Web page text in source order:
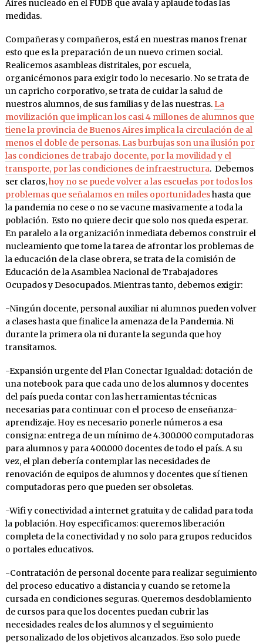
Aires nucleado en el FUDB que avala y aplaude todas las
medidas.
Compañeras y compañeros, está en nuestras manos frenar
esto que es la preparación de un nuevo crimen social.
Realicemos asambleas distritales, por escuela,
organicémonos para exigir todo lo necesario. No se trata de
un capricho corporativo, se trata de cuidar la salud de
nuestros alumnos, de sus familias y de las nuestras. La
movilización que implican los casi 4 millones de alumnos que
tiene la provincia de Buenos Aires implica la circulación de al
menos el doble de personas. Las burbujas son una ilusión por
las condiciones de trabajo docente, por la movilidad y el
transporte, por las condiciones de infraestructura. Debemos
ser claros,hoy no se puede volver a las escuelas por todos los
problemas que señalamos en miles oportunidadeshasta que
la pandemia no cese o no se vacune masivamente a toda la
población. Esto no quiere decir que solo nos queda esperar.
En paralelo a la organización inmediata debemos construir el
nucleamiento que tome la tarea de afrontar los problemas de
la educación de la clase obrera, se trata de la comisión de
Educación de la Asamblea Nacional de Trabajadores
Ocupados y Desocupados. Mientras tanto, debemos exigir:
-Ningún docente, personal auxiliar ni alumnos pueden volver
a clases hasta que finalice la amenaza de la Pandemia. Ni
durante la primera ola ni durante la segunda que hoy
transitamos.
-Expansión urgente del Plan Conectar Igualdad: dotación de
una notebook para que cada uno de los alumnos y docentes
del país pueda contar con las herramientas técnicas
necesarias para continuar con el proceso de enseñanza-
aprendizaje. Hoy es necesario ponerle números a esa
consigna: entrega de un mínimo de 4.300.000 computadoras
para alumnos y para 400.000 docentes de todo el país. A su
vez, el plan debería contemplar las necesidades de
renovación de equipos de alumnos y docentes que sí tienen
computadoras pero que pueden ser obsoletas.
-Wifi y conectividad a internet gratuita y de calidad para toda
la población. Hoy especificamos: queremos liberación
completa de la conectividad y no solo para grupos reducidos
o portales educativos.
-Contratación de personal docente para realizar seguimiento
del proceso educativo a distancia y cuando se retome la
cursada en condiciones seguras. Queremos desdoblamiento
de cursos para que los docentes puedan cubrir las
necesidades reales de los alumnos y el seguimiento
personalizado de los objetivos alcanzados. Eso solo puede